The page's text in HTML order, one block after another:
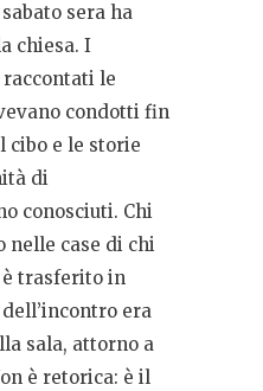
sera ha
chiesa. I
le
condotti fin
cibo e le storie
di
conosciuti. Chi
nelle case di chi
trasferito in
era
sala, attorno a
è retorica: è il